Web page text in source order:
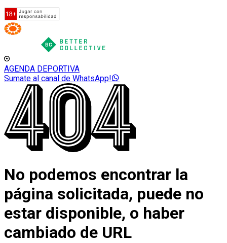
AGENDA DEPORTIVA
Sumate al canal de WhatsApp!
No podemos encontrar la
página solicitada, puede no
estar disponible, o haber
cambiado de URL